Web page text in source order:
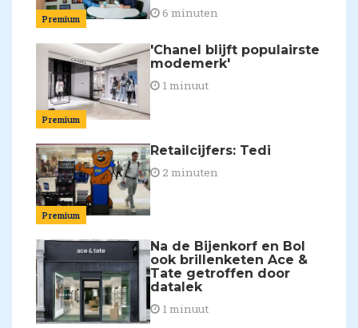
Premium 6 minuten
Premium
'Chanel blijft populairste
modemerk'
1 minuut
Premium
Retailcijfers: Tedi
2 minuten
Na de Bijenkorf en Bol
ook brillenketen Ace &
Tate getroffen door
datalek
1 minuut